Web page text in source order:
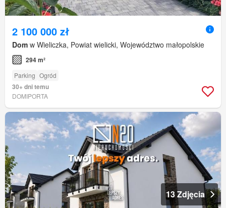
2 100 000 zł
Dom w Wieliczka, Powiat wielicki, Województwo małopolskie
294 m²
Parking Ogród
30+ dni temu
DOMIPORTA
13 Zdjęcia